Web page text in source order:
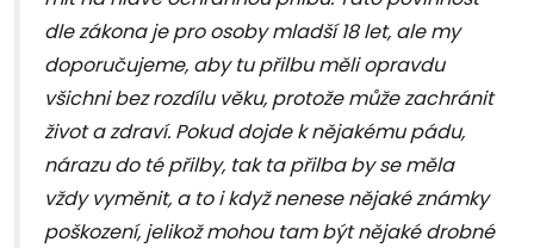
dle zákona je pro osoby mladší 18 let, ale my
doporučujeme, aby tu přilbu měli opravdu
všichni bez rozdílu věku, protože může zachránit
život a zdraví. Pokud dojde k nějakému pádu,
nárazu do té přilby, tak ta přilba by se měla
vždy vyměnit, a to i když nenese nějaké známky
poškození, jelikož mohou tam být nějaké drobné